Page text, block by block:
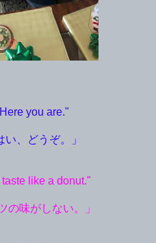
you are."
、どうぞ。」
like a donut."
の味がしない。」